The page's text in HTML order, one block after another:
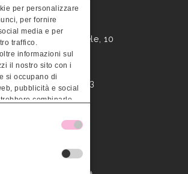
per personalizzare
per fornire
media e per
traffico.
informazioni sul
il nostro sito con i
si occupano di
pubblicità e social
combinarle
dal tuo
Palazzo Valle
Busa San Michele, 10
36100 – Vicenza
P.IVA 03295960243
Tel. 0444 526125
Fax 0444 525790